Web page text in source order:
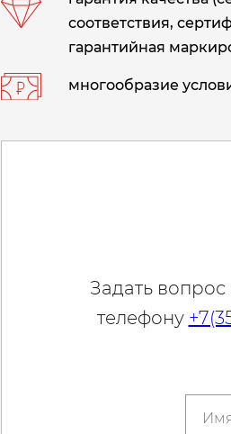
соответствия,
гарантийная
многообразие
Задать
телефону